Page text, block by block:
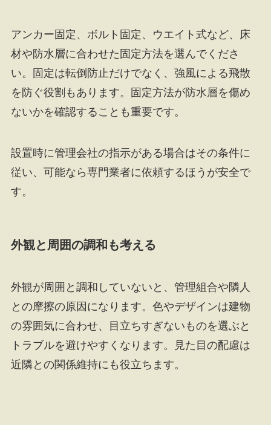
アンカー固定、ボルト固定、ウエイト式など、床
材や防水層に合わせた固定方法を選んでくださ
い。固定は転倒防止だけでなく、強風による飛散
を防ぐ役割もあります。固定方法が防水層を傷め
ないかを確認することも重要です。
設置時に管理会社の指示がある場合はその条件に
従い、可能なら専門業者に依頼するほうが安全で
す。
外観と周囲の調和も考える
外観が周囲と調和していないと、管理組合や隣人
との摩擦の原因になります。色やデザインは建物
の雰囲気に合わせ、目立ちすぎないものを選ぶと
トラブルを避けやすくなります。見た目の配慮は
近隣との関係維持にも役立ちます。